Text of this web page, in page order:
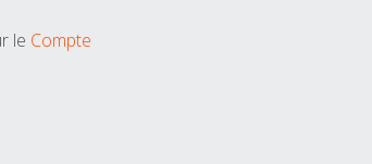
le Compte